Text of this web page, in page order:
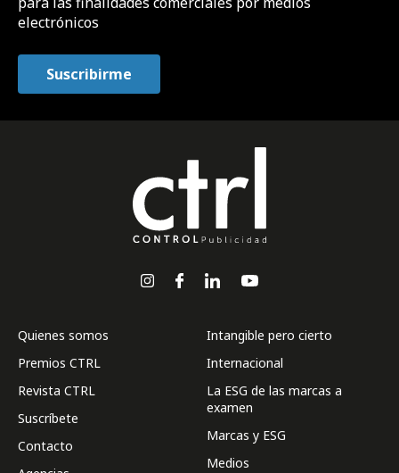
electrónicos
Quienes somos
Premios CTRL
Revista CTRL
Suscríbete
Contacto
Intangible pero cierto
Internacional
La ESG de las marcas a
examen
Marcas y ESG
Medios